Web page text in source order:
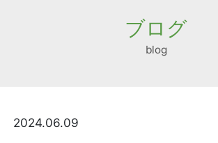
ブログ
blog
2024.06.09